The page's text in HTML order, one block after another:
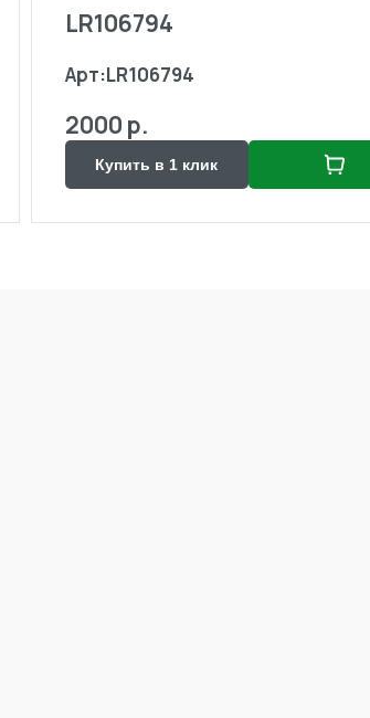
LR106794
Арт:LR106794
2000 р.
Купить в 1 клик